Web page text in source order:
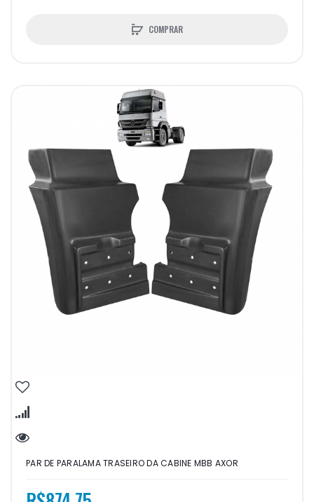
COMPRAR
PAR DE PARALAMA TRASEIRO DA CABINE MBB AXOR